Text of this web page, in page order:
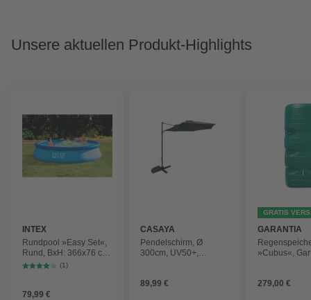
Unsere aktuellen Produkt-Highlights
INTEX
Rundpool »Easy Set«,
Rund, BxH: 366x76 cm,
blau
(1)
79,99 €
CASAYA
Pendelschirm, Ø
300cm, UV50+,
89,99 €
GRATIS
GARANTIA
»Cubus«,
279,00 €